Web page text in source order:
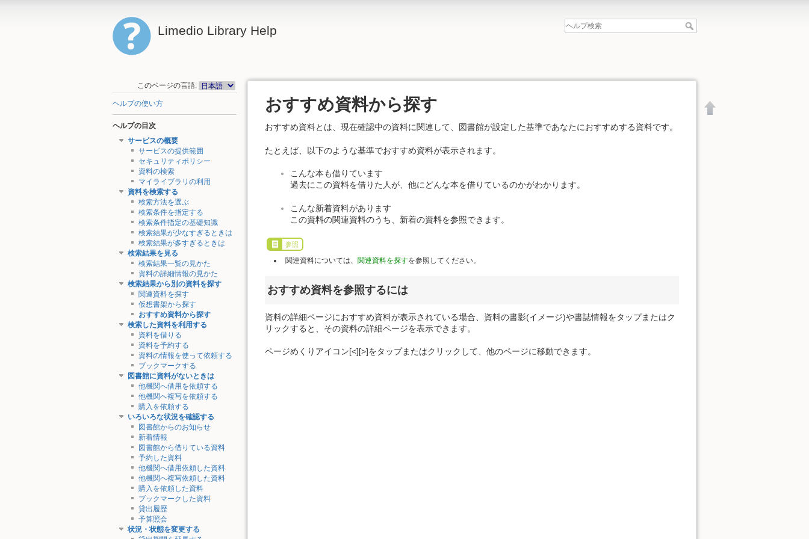
Limedio Library Help
このページの言語:
ヘルプの使い方
ヘルプの目次
サービスの概要
サービスの提供範囲
セキュリティポリシー
資料の検索
マイライブラリの利用
資料を検索する
検索方法を選ぶ
検索条件を指定する
検索条件指定の基礎知識
検索結果が少なすぎるときは
検索結果が多すぎるときは
検索結果を見る
検索結果一覧の見かた
資料の詳細情報の見かた
検索結果から別の資料を探す
関連資料を探す
仮想書架から探す
おすすめ資料から探す
検索した資料を利用する
資料を借りる
資料を予約する
資料の情報を使って依頼する
ブックマークする
図書館に資料がないときは
他機関へ借用を依頼する
他機関へ複写を依頼する
購入を依頼する
いろいろな状況を確認する
図書館からのお知らせ
新着情報
図書館から借りている資料
予約した資料
他機関へ借用依頼した資料
他機関へ複写依頼した資料
購入を依頼した資料
ブックマークした資料
貸出履歴
予算照会
状況・状態を変更する
おすすめ資料から探す
おすすめ資料とは、現在確認中の資料に関連して、図書館が設定した基準であなたにおすすめする資料です。
たとえば、以下のような基準でおすすめ資料が表示されます。
こんな本も借りています
過去にこの資料を借りた人が、他にどんな本を借りているのかがわかります。
こんな新着資料があります
この資料の関連資料のうち、新着の資料を参照できます。
参照
関連資料については、関連資料を探すを参照してください。
おすすめ資料を参照するには
資料の詳細ページにおすすめ資料が表示されている場合、資料の書影(イメージ)や書誌情報をタップまたはク
リックすると、その資料の詳細ページを表示できます。
ページめくりアイコン[<][>]をタップまたはクリックして、他のページに移動できます。